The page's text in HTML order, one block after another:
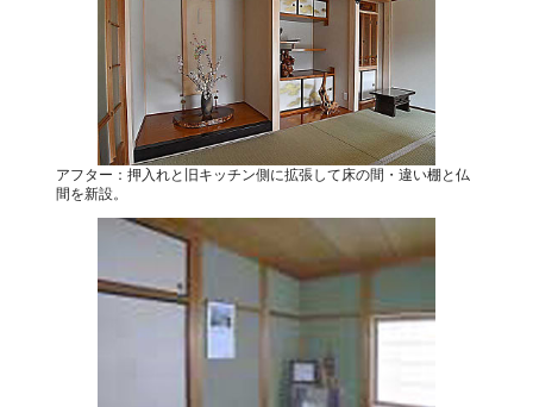
アフター：押入れと旧キッチン側に拡張して床の間・違い棚と仏
間を新設。